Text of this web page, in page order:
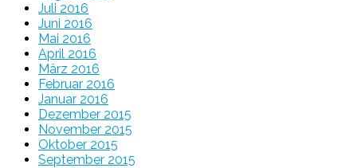
Juli 2016
Juni 2016
Mai 2016
April 2016
März 2016
Februar 2016
Januar 2016
Dezember 2015
November 2015
Oktober 2015
September 2015